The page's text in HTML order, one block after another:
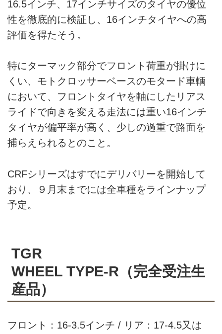
16.5インチ、17インチサイズのタイヤの優位
性を徹底的に検証し、16インチタイヤへの高
評価を得たそう。
特にターマック部分でフロント荷重が掛けに
くい、モトクロッサーベースのモタード車輌
において、フロントタイヤを軸にしたリアス
ライドで向きを変える走法には重い16インチ
タイヤが偏平率が高く、少しの過重で路面を
捕らえられるとのこと。
CRFシリーズはすでにデリバリーを開始して
おり、９月末までには全車種をラインナップ
予定。
TGR
WHEEL TYPE-R（完全受注生
産品）
フロント：16-3.5インチ / リア：17-4.5又は